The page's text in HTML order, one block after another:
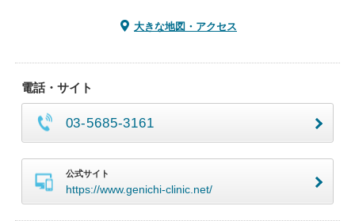
大きな地図・アクセス
電話・サイト
03-5685-3161
公式サイト
https://www.genichi-clinic.net/